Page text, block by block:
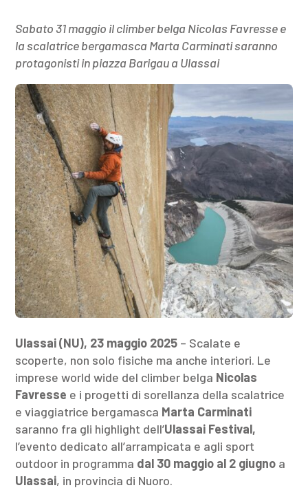
Sabato 31 maggio il climber belga Nicolas Favresse e
la scalatrice bergamasca Marta Carminati saranno
protagonisti in piazza Barigau a Ulassai
Ulassai (NU), 23 maggio 2025 – Scalate e
scoperte, non solo fisiche ma anche interiori. Le
imprese world wide del climber belga Nicolas
Favresse e i progetti di sorellanza della scalatrice
e viaggiatrice bergamasca Marta Carminati
saranno fra gli highlight dell’Ulassai Festival,
l’evento dedicato all’arrampicata e agli sport
outdoor in programma dal 30 maggio al 2 giugno a
Ulassai, in provincia di Nuoro.